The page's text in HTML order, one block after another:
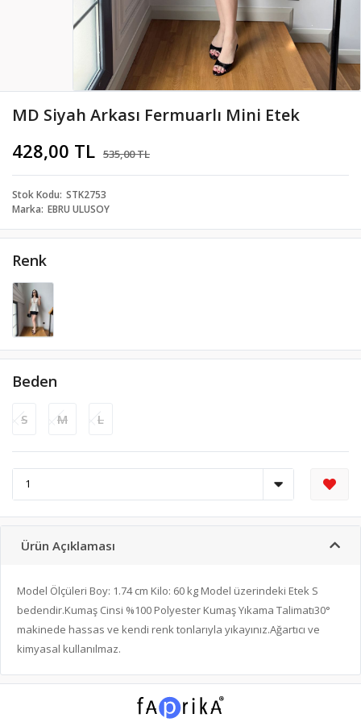
MD Siyah Arkası Fermuarlı Mini Etek
428,00 TL 535,00 TL
Stok Kodu STK2753
Marka EBRU ULUSOY
Renk
Beden
S M L
Ürün Açıklaması
Model Ölçüleri Boy: 1.74 cm Kilo: 60 kg Model üzerindeki Etek S
bedendir.Kumaş Cinsi %100 Polyester Kumaş Yıkama Talimatı30°
makinede hassas ve kendi renk tonlarıyla yıkayınız.Ağartıcı ve
kimyasal kullanılmaz.